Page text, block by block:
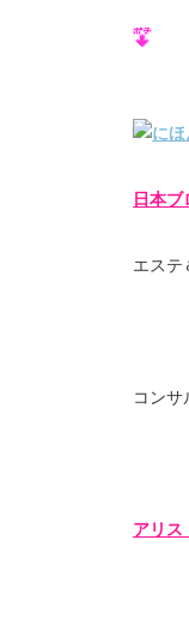
日本
エステ
コンサ
アリス